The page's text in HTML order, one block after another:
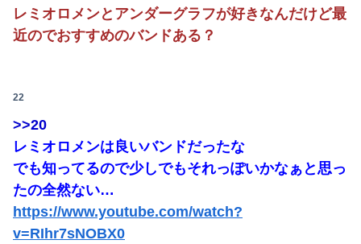
レミオロメンとアンダーグラフが好きなんだけど最
近のでおすすめのバンドある？
22
>>20
レミオロメンは良いバンドだったな
でも知ってるので少しでもそれっぽいかなぁと思っ
たの全然ない…
https://www.youtube.com/watch?
v=RIhr7sNOBX0